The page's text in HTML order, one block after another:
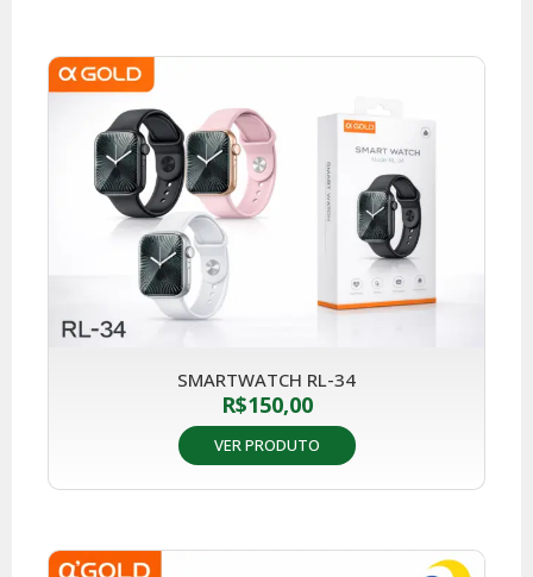
SMARTWATCH RL-34
R$150,00
VER PRODUTO